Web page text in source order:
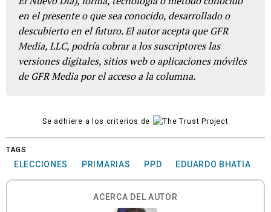
en el presente o que sea conocido, desarrollado o
descubierto en el futuro. El autor acepta que GFR
Media, LLC, podría cobrar a los suscriptores las
versiones digitales, sitios web o aplicaciones móviles
de GFR Media por el acceso a la columna.
Se adhiere a los criterios de
TAGS
ELECCIONES PRIMARIAS PPD EDUARDO BHATIA
ACERCA DEL AUTOR